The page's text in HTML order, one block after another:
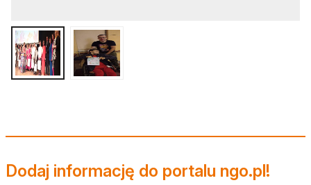
Dodaj informację do portalu ngo.pl!